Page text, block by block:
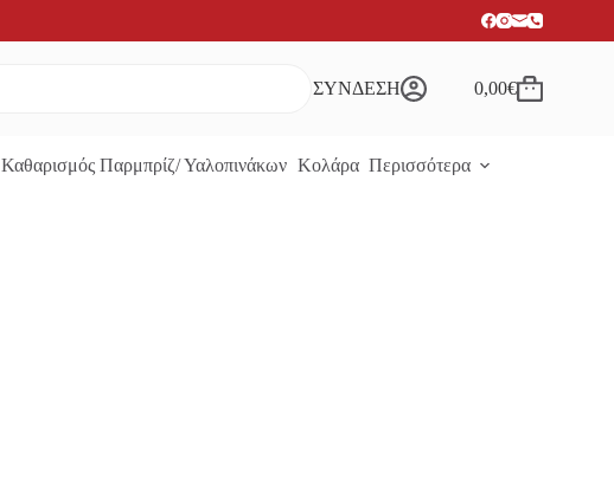
ΣΥΝΔΕΣΗ
Καλάθι
0,00€
Καθαρισμός Παρμπρίζ/ Υαλοπινάκων Κολάρα Περισσότερα